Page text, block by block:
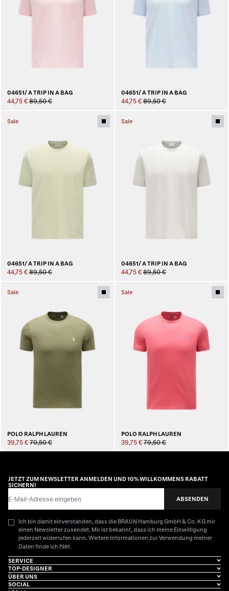
04651/ A TRIP IN A BAG
44,75 € 89,50 €
04651/ A TRIP IN A BAG
44,75 € 89,50 €
Sale
04651/ A TRIP IN A BAG
44,75 € 89,50 €
Sale
04651/ A TRIP IN A BAG
44,75 € 89,50 €
Sale
POLO RALPH LAUREN
39,75 € 79,50 €
Sale
POLO RALPH LAUREN
39,75 € 79,50 €
JETZT ZUM NEWSLETTER ANMELDEN UND 10% WILLKOMMENS RABATT
SICHERN!
ABSENDEN
Ich bin damit einverstanden, dass die BRAUN Hamburg GmbH & Co. KG mir
einen Newsletter zusendet. Mir ist bekannt, dass ich meine Einwilligung
jederzeit widerrufen kann. Weitere Informationen zur Verwendung meiner
Daten finde ich hier.
SERVICE
TOP-DESIGNER
ÜBER UNS
SOCIAL